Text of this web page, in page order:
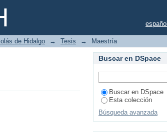
español
de Hidalgo → Tesis → Maestría
Buscar en DSpace
Buscar en DSpace
Esta colección
Búsqueda avanzada